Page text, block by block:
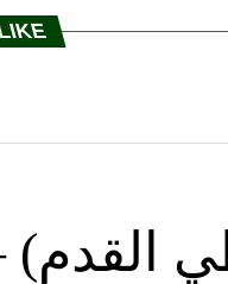
القدم)